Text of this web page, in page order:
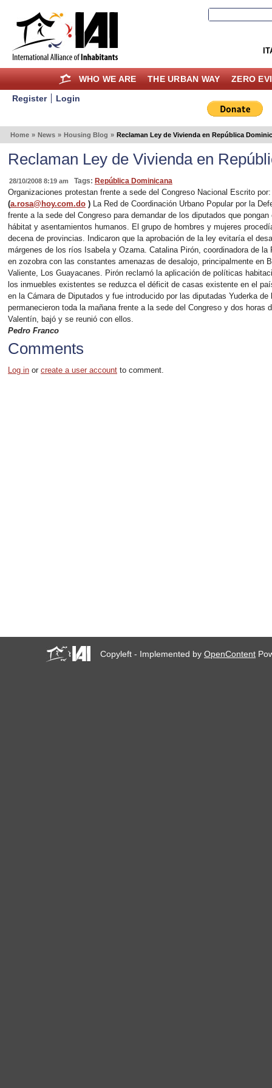
WHO WE ARE THE URBAN WAY ZERO
Register Login
Home » News » Housing Blog » Reclaman Ley de Vivienda en República
Reclaman Ley de Vivienda en
28/10/2008 8:19 am Tags: República Dominicana
Organizaciones protestan frente a sede del Congreso Nacional Escrito
(a.rosa@hoy.com.do ) La Red de Coordinación Urbano Popular por la
frente a la sede del Congreso para demandar de los diputados que
hábitat y asentamientos humanos. El grupo de hombres y mujeres
decena de provincias. Indicaron que la aprobación de la ley evitaría el
márgenes de los ríos Isabela y Ozama. Catalina Pirón, coordinadora de
en zozobra con las constantes amenazas de desalojo, principalmente en
Valiente, Los Guayacanes. Pirón reclamó la aplicación de políticas
los inmuebles existentes se reduzca el déficit de casas existente en el
en la Cámara de Diputados y fue introducido por las diputadas Yuderka
permanecieron toda la mañana frente a la sede del Congreso y dos horas
Valentín, bajó y se reunió con ellos.
Pedro Franco
Comments
Log in or create a user account to comment.
Copyleft - Implemented byOpenContent